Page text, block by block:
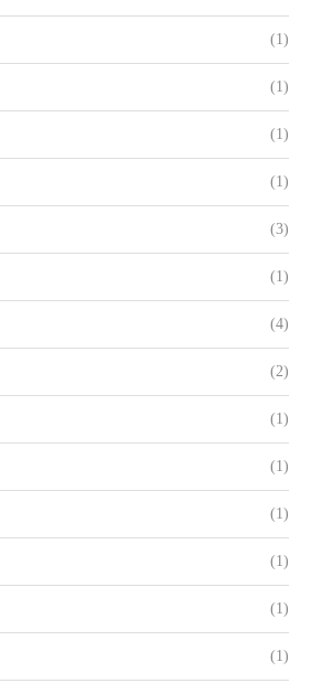
(1)
(1)
(1)
(1)
(3)
(1)
(4)
(2)
(1)
(1)
(1)
(1)
(1)
(1)